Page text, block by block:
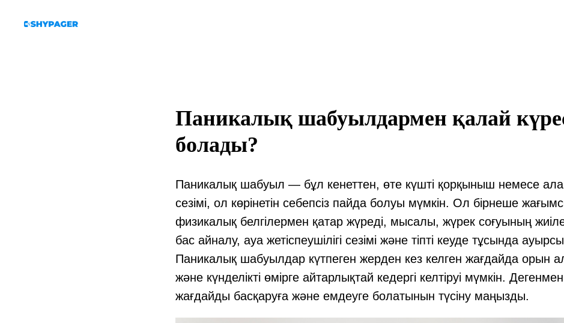
Паникалық шабуылдармен қалай
болады?
Паникалық шабуыл — бұл кенеттен, өте күшті қорқыныш немесе
сезімі, ол көрінетін себепсіз пайда болуы мүмкін. Ол бірнеше
физикалық белгілермен қатар жүреді, мысалы, жүрек соғуының
бас айналу, ауа жетіспеушілігі сезімі және тіпті кеуде тұсында
Паникалық шабуылдар күтпеген жерден кез келген жағдайда орын
және күнделікті өмірге айтарлықтай кедергі келтіруі мүмкін.
жағдайды басқаруға және емдеуге болатынын түсіну маңызды.